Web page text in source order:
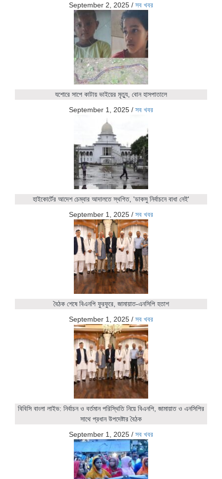
September 2, 2025 / সব খবর
যশোরে সাপে কাটায় ভাইয়ের মৃত্যু, বোন হাসপাতালে
September 1, 2025 / সব খবর
হাইকোর্টের আদেশ চেম্বার আদালতে স্থগিত, 'ডাকসু নির্বাচনে বাধা নেই'
September 1, 2025 / সব খবর
বৈঠক শেষে বিএনপি ফুরফুরে, জামায়াত-এনসিপি হতাশ
September 1, 2025 / সব খবর
বিবিসি বাংলা লাইভ: নির্বাচন ও বর্তমান পরিস্থিতি নিয়ে বিএনপি, জামায়াত ও এনসিপির
সাথে প্রধান উপদেষ্টার বৈঠক
September 1, 2025 / সব খবর